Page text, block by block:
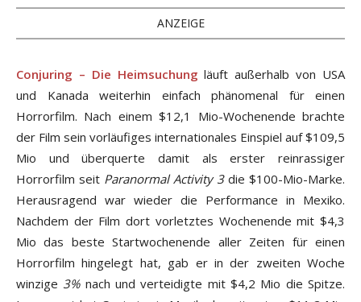
ANZEIGE
Conjuring – Die Heimsuchung läuft außerhalb von USA
und Kanada weiterhin einfach phänomenal für einen
Horrorfilm. Nach einem $12,1 Mio-Wochenende brachte
der Film sein vorläufiges internationales Einspiel auf $109,5
Mio und überquerte damit als erster reinrassiger
Horrorfilm seit Paranormal Activity 3die $100-Mio-Marke.
Herausragend war wieder die Performance in Mexiko.
Nachdem der Film dort vorletztes Wochenende mit $4,3
Mio das beste Startwochenende aller Zeiten für einen
Horrorfilm hingelegt hat, gab er in der zweiten Woche
winzige 3%nach und verteidigte mit $4,2 Mio die Spitze.